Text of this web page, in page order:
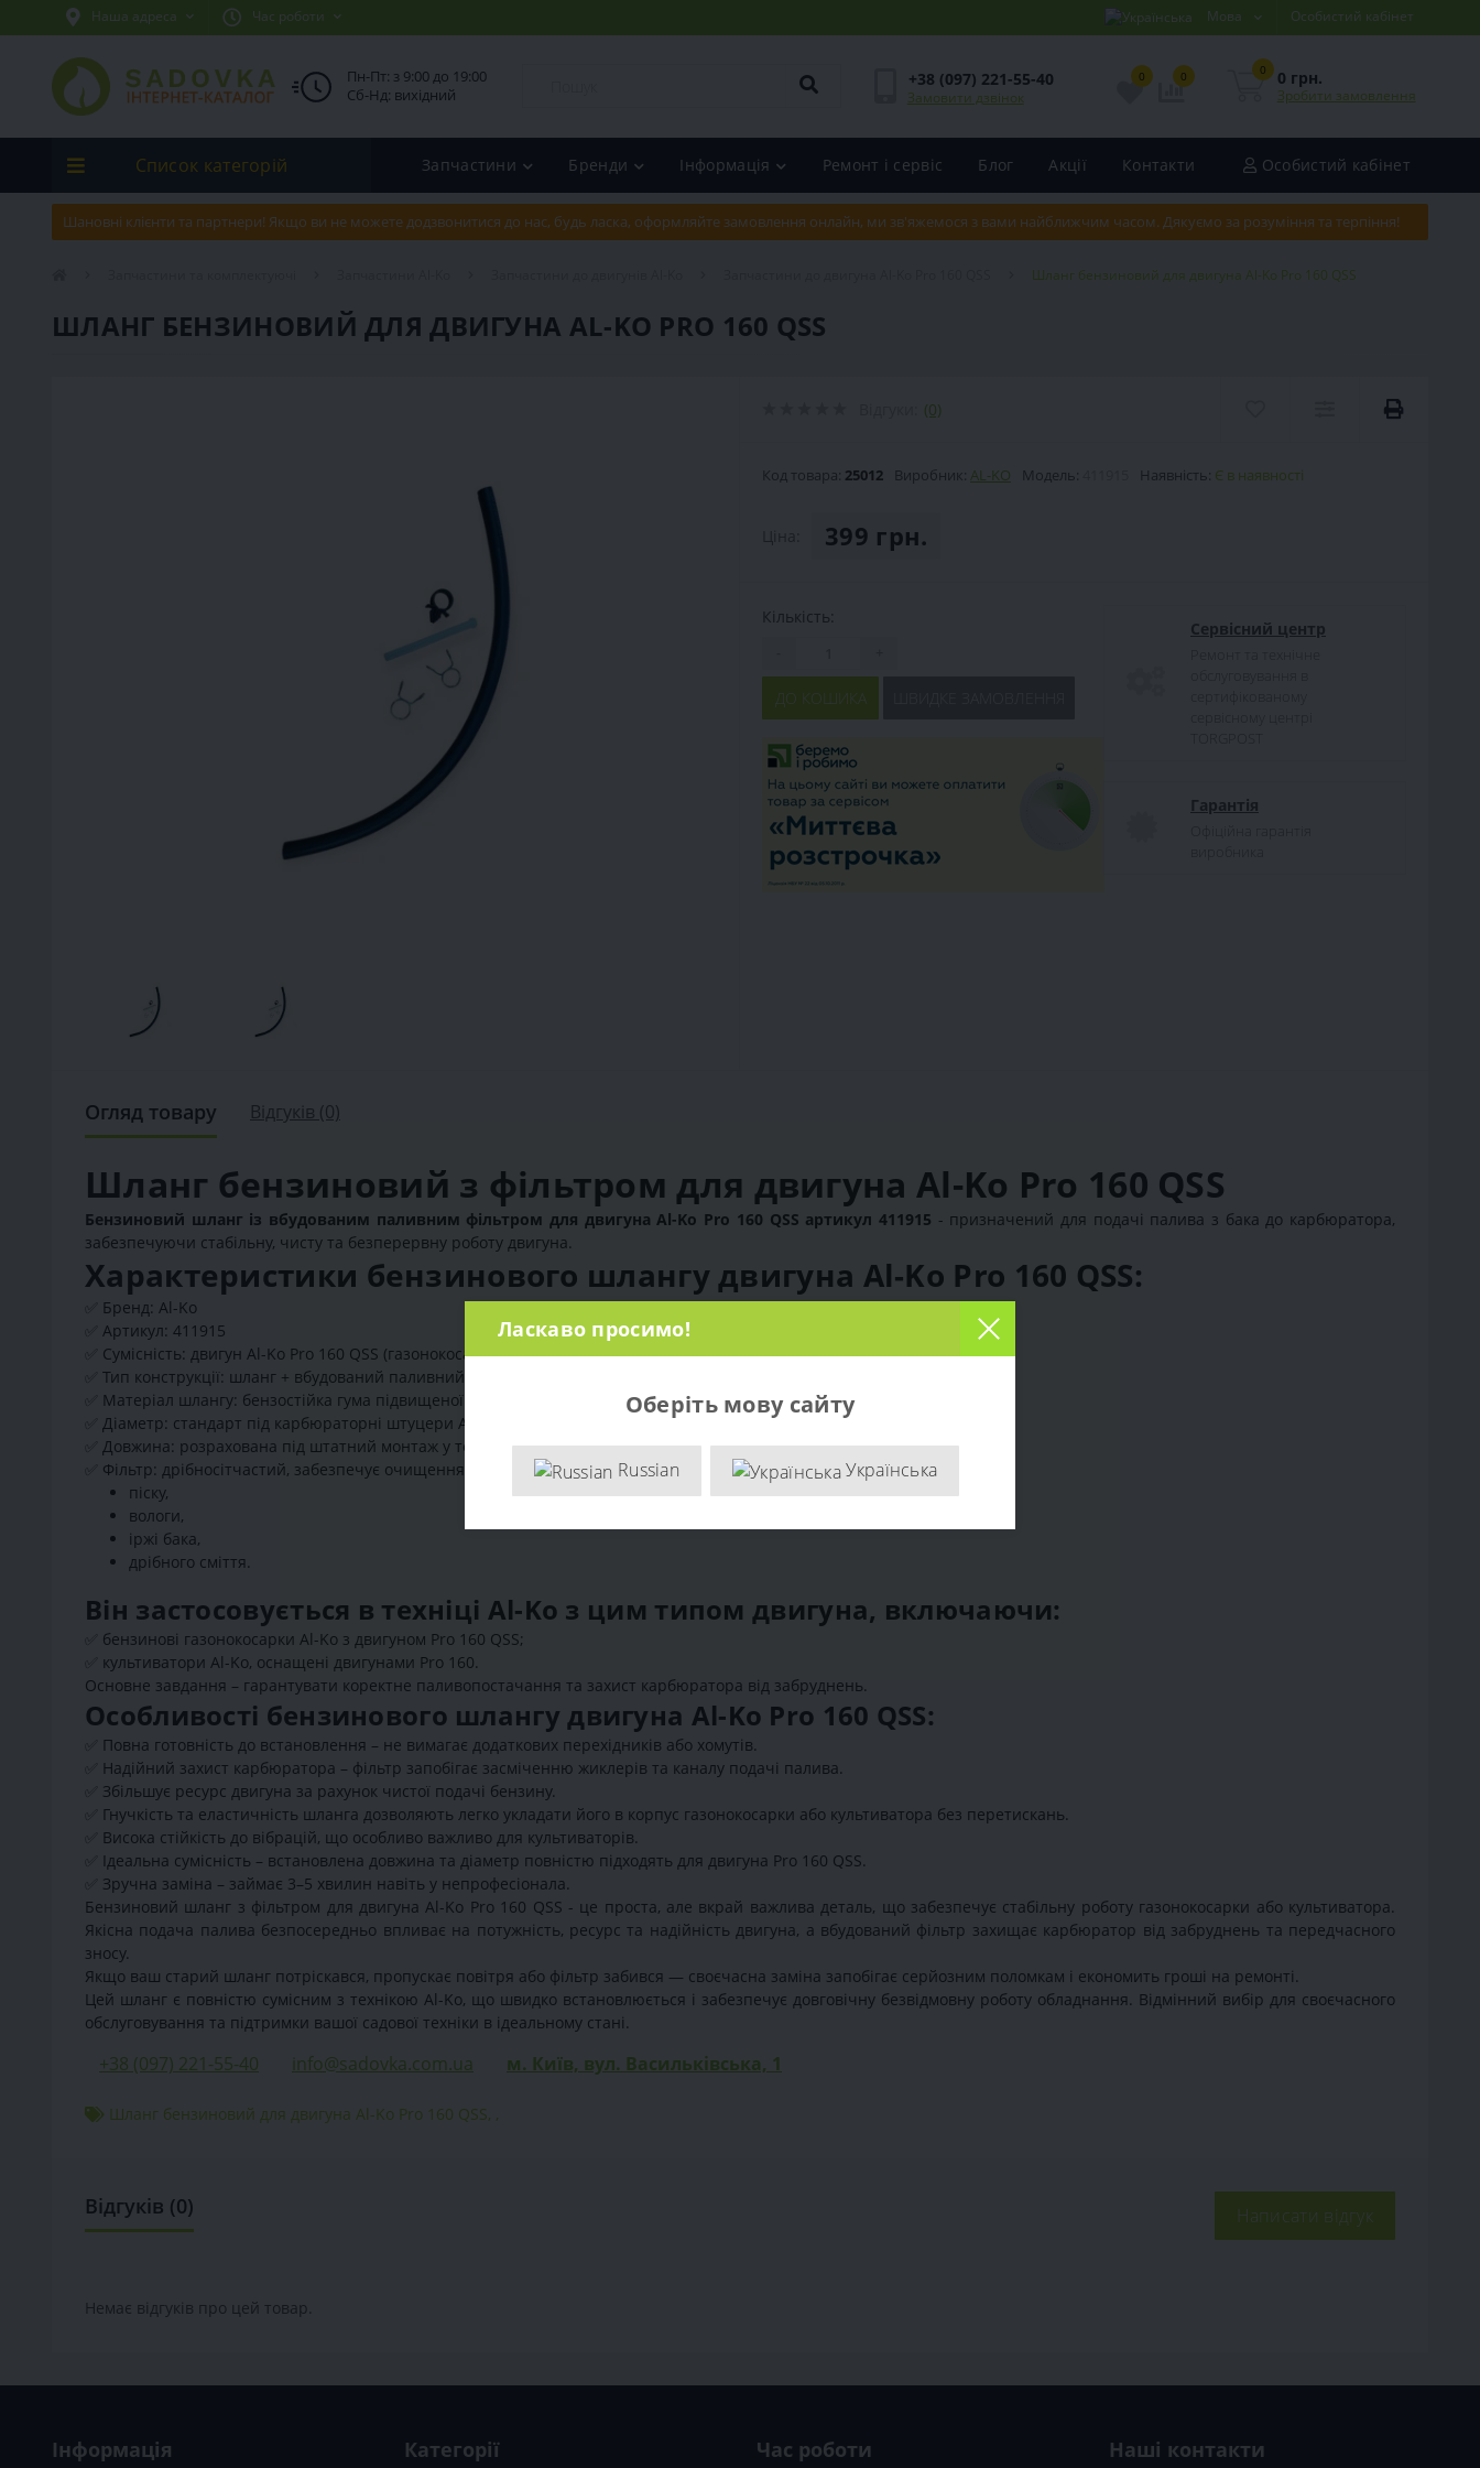
Наша адреса Час роботи Мова Особистий кабінет
Пн-Пт: з 9:00 до 19:00
Сб-Нд: вихідний
+38 (097) 221-55-40
Замовити дзвінок
0 0 0 0 грн.
Зробити замовлення
Список категорій Запчастини Бренди Інформація Ремонт і сервіс Блог Акції Контакти Особистий кабінет
Шановні клієнти та партнери! Якщо ви не можете додзвонитися до нас, будь ласка, оформляйте замовлення онлайн, ми зв'яжемося з вами найближчим часом. Дякуємо за розуміння та терпіння!
Шланг бензиновий для двигуна Al-Ko Pro 160 QSS
ШЛАНГ БЕНЗИНОВИЙ ДЛЯ ДВИГУНА AL-KO PRO 160 QSS
(0)
Код товара: 25012 Виробник: AL-KO Модель: Наявність: Є в наявності
399 грн.
Кількість:
ДО КОШИКА
Сервісний центр
Гарантія
Огляд товару Відгуків (0)
Шланг бензиновий з фільтром для двигуна Al-Ko Pro 160 QSS
Бензиновий шланг із вбудованим паливним фільтром для двигуна Al-Ko Pro 160 QSS артикул 411915 - призначений для подачі палива з бака до карбюратора,
забезпечуючи стабільну, чисту та безперервну роботу двигуна.
Характеристики бензинового шлангу двигуна Al-Ko Pro 160 QSS:
Бренд: Al-Ko
Артикул: 411915
Сумісність: двигун Al-Ko Pro 160 QSS (газонокосарки та культиватори).
Тип конструкції: шланг + вбудований паливний фільтр.
Матеріал шлангу: бензостійка гума підвищеної еластичності.
Діаметр: стандарт під карбюраторні штуцери Al-Ko.
Довжина: розрахована під штатний монтаж у техніці Al-Ko Pro 160.
Фільтр: дрібносітчастий, забезпечує очищення палива від:
піску,
вологи,
іржі бака,
дрібного сміття.
Він застосовується в техніці Al-Ko з цим типом двигуна, включаючи:
бензинові газонокосарки Al-Ko з двигуном Pro 160 QSS;
культиватори Al-Ko, оснащені двигунами Pro 160.
Основне завдання – гарантувати коректне паливопостачання та захист карбюратора від забруднень.
Особливості бензинового шлангу двигуна Al-Ko Pro 160 QSS:
Повна готовність до встановлення – не вимагає додаткових перехідників або хомутів.
Надійний захист карбюратора – фільтр запобігає засміченню жиклерів та каналу подачі палива.
Збільшує ресурс двигуна за рахунок чистої подачі бензину.
Гнучкість та еластичність шланга дозволяють легко укладати його в корпус газонокосарки або культиватора без перетискань.
Висока стійкість до вібрацій, що особливо важливо для культиваторів.
Ідеальна сумісність – встановлена довжина та діаметр повністю підходять для двигуна Pro 160 QSS.
Зручна заміна – займає 3–5 хвилин навіть у непрофесіонала.
Бензиновий шланг з фільтром для двигуна Al-Ko Pro 160 QSS - це проста, але вкрай важлива деталь, що забезпечує стабільну роботу газонокосарки або культиватора.
Якісна подача палива безпосередньо впливає на потужність, ресурс та надійність двигуна, а вбудований фільтр захищає карбюратор від забруднень та передчасного
зносу.
Якщо ваш старий шланг потріскався, пропускає повітря або фільтр забився — своєчасна заміна запобігає серйозним поломкам і економить гроші на ремонті.
Цей шланг є повністю сумісним з технікою Al-Ko, що швидко встановлюється і забезпечує довговічну безвідмовну роботу обладнання. Відмінний вибір для своєчасного
обслуговування та підтримки вашої садової техніки в ідеальному стані.
+38 (097) 221-55-40 info@sadovka.com.ua м. Київ, вул. Васильківська, 1
Шланг бензиновий для двигуна Al-Ko Pro 160 QSS, ,
Відгуків (0) Написати відгук
Немає відгуків про цей товар.
Інформація Категорії Час роботи Наші контакти
Ласкаво просимо!
Оберіть мову сайту
Russian Українська